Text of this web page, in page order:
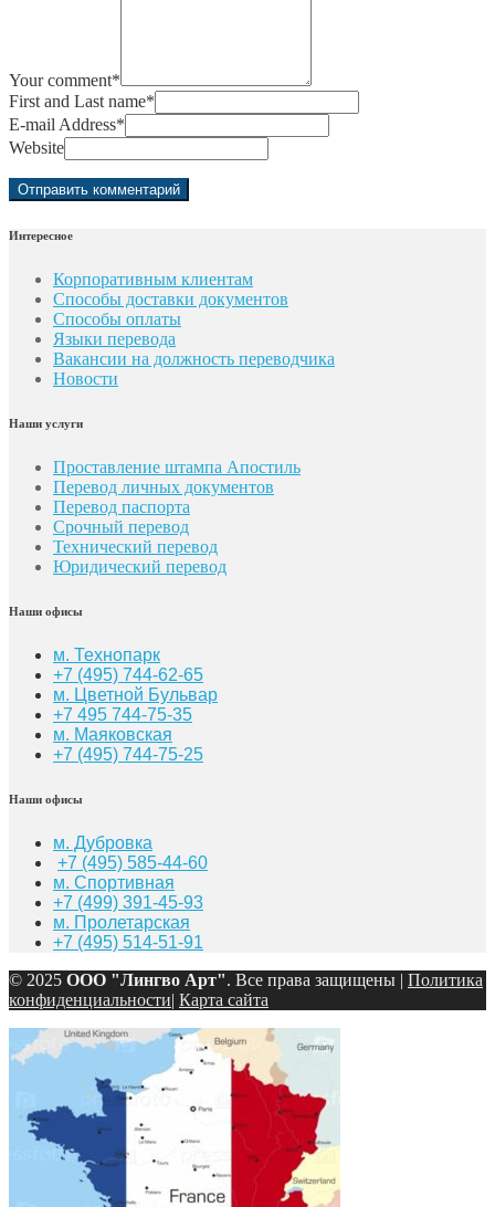
Your comment*
First and Last name*
E-mail Address*
Website
Интересное
Корпоративным клиентам
Способы доставки документов
Способы оплаты
Языки перевода
Вакансии на должность переводчика
Новости
Наши услуги
Проставление штампа Апостиль
Перевод личных документов
Перевод паспорта
Срочный перевод
Технический перевод
Юридический перевод
Наши офисы
м. Технопарк
+7 (495) 744-62-65
м. Цветной Бульвар
+7 495 744-75-35
м. Маяковская
+7 (495) 744-75-25
Наши офисы
м. Дубровка
+7 (495) 585-44-60
м. Спортивная
+7 (499) 391-45-93
м. Пролетарская
+7 (495) 514-51-91
© 2025 ООО "Лингво Арт". Все права защищены | Политика
конфиденциальности| Карта сайта